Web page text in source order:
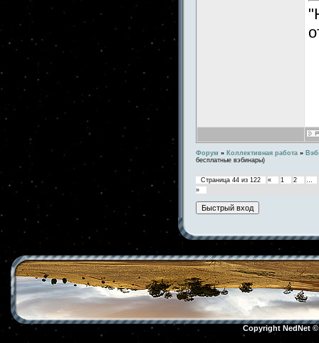
Форум » Коллективная работа »
бесплатные вэбинары)
Страница 44 из 122 « 1 2
…
»
Copyright NedNet